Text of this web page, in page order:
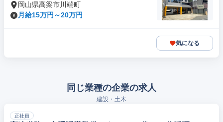
岡山県高梁市川端町
月給15万円～20万円
気になる
同じ業種の企業の求人
建設・土木
正社員